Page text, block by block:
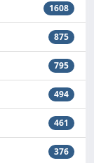
1608
875
795
494
461
376